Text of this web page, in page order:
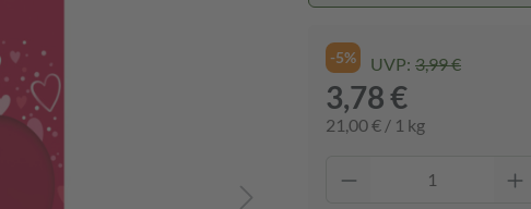
-5% UVP: 3,99 €
3,78 €
21,00 € / 1 kg